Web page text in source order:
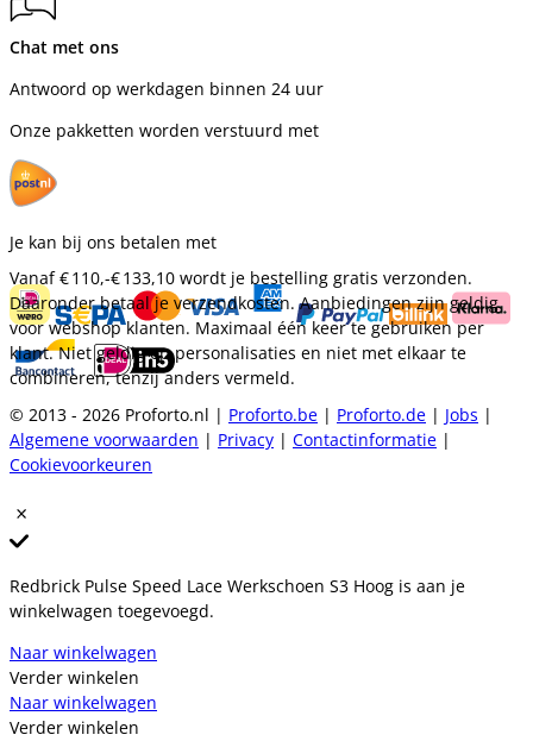
Chat met ons
Antwoord op werkdagen binnen 24 uur
Onze pakketten worden verstuurd met
Je kan bij ons betalen met
Vanaf€ 110,-€ 133,10 wordt je bestelling gratis verzonden.
Daaronder betaal je verzendkosten. Aanbiedingen zijn geldig
voor webshop klanten. Maximaal één keer te gebruiken per
klant. Niet geldig op personalisaties en niet met elkaar te
combineren, tenzij anders vermeld.
© 2013 - 2026 Proforto.nl | Proforto.be | Proforto.de | Jobs |
Algemene voorwaarden | Privacy | Contactinformatie |
Cookievoorkeuren
Redbrick Pulse Speed Lace Werkschoen S3 Hoog is aan je
winkelwagen toegevoegd.
Naar winkelwagen
Verder winkelen
Naar winkelwagen
Verder winkelen